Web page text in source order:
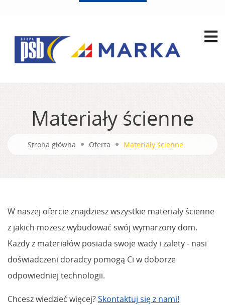
Materiały ścienne
Strona główna Oferta Materiały ścienne
W naszej ofercie znajdziesz wszystkie materiały ścienne
z jakich możesz wybudować swój wymarzony dom.
Każdy z materiałów posiada swoje wady i zalety - nasi
doświadczeni doradcy pomogą Ci w doborze
odpowiedniej technologii.
Chcesz wiedzieć więcej?Skontaktuj się z nami!